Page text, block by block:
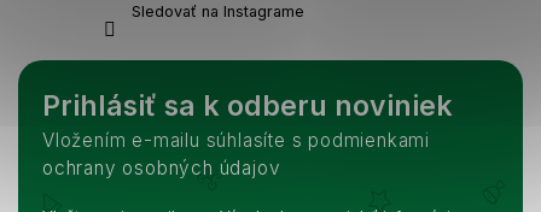
Sledovať na Instagrame
Prihlásiť sa k odberu noviniek
Vložením e-mailu súhlasíte s podmienkami
ochrany osobných údajov